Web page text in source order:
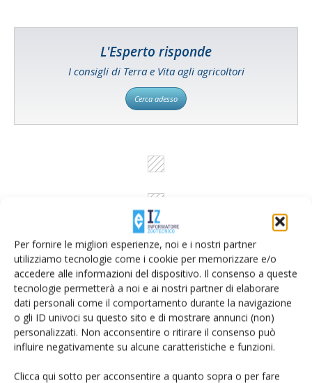
Per fornire le migliori esperienze, noi e i nostri partner
utilizziamo tecnologie come i cookie per memorizzare e/o
accedere alle informazioni del dispositivo. Il consenso a queste
tecnologie permetterà a noi e ai nostri partner di elaborare
dati personali come il comportamento durante la navigazione
o gli ID univoci su questo sito e di mostrare annunci (non)
personalizzati. Non acconsentire o ritirare il consenso può
influire negativamente su alcune caratteristiche e funzioni.
Clicca qui sotto per acconsentire a quanto sopra o per fare
L'Esperto risponde
I consigli di Terra e Vita agli agricoltori
Cerca adesso
Rimani aggiornato sul mondo
dell’agricoltura